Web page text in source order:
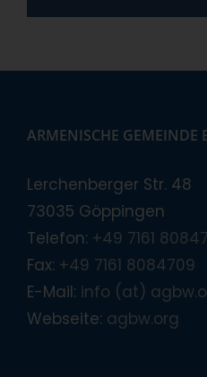
ARMENISCHE GEMEINDE
Lerchenberger Str. 48
73035 Göppingen
Telefon: +49 7161
Fax: +49 7161 8084709
E-Mail: info (at)
Webseite: agbw.org